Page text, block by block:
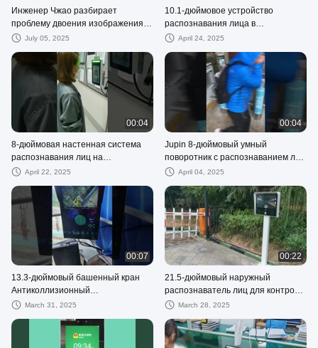
Инженер Чжао разбирает
проблему двоения изображения
на 43-дюймовом экране
July 05, 2025
10.1-дюймовое устройство
распознавания лица в
муниципальном детском саду
April 24, 2025
00:04
8-дюймовая настенная система
распознавания лиц на
производственном заводе
April 22, 2025
00:04
Jupin 8-дюймовый умный
поворотник с распознаванием лиц
и системой доступа к картам
April 04, 2025
00:07
13.3-дюймовый башенный кран
Антиколлизионный
интегрированный аппарат
March 31, 2025
00:22
21.5-дюймовый наружный
распознаватель лиц для контроля
доступа к жилым помещениям
March 28, 2025